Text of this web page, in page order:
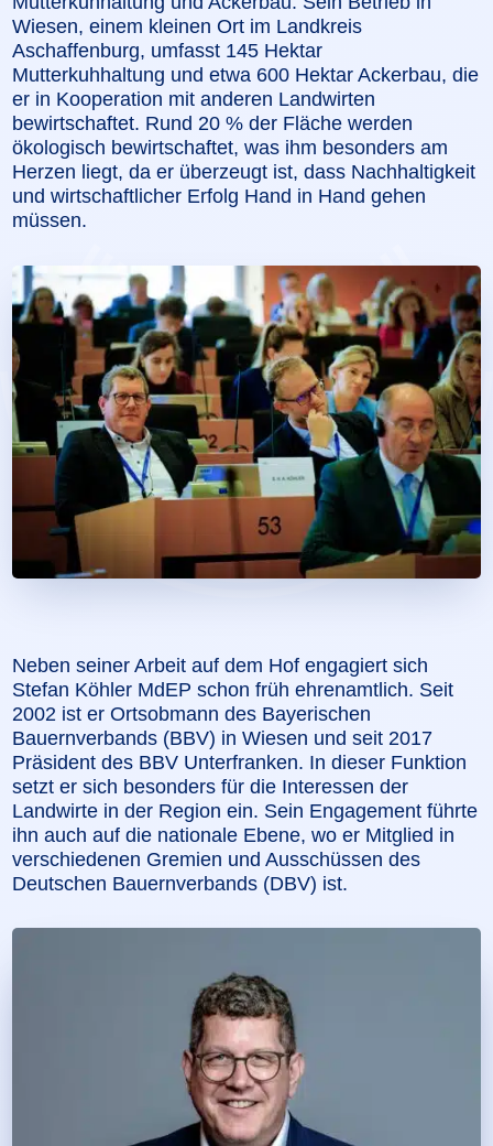
Wiesen, einem kleinen Ort im Landkreis
Aschaffenburg, umfasst 145 Hektar
Mutterkuhhaltung und etwa 600 Hektar Ackerbau, die
er in Kooperation mit anderen Landwirten
bewirtschaftet. Rund 20 % der Fläche werden
ökologisch bewirtschaftet, was ihm besonders am
Herzen liegt, da er überzeugt ist, dass Nachhaltigkeit
und wirtschaftlicher Erfolg Hand in Hand gehen
müssen.
Neben seiner Arbeit auf dem Hof engagiert sich
Stefan Köhler MdEP schon früh ehrenamtlich. Seit
2002 ist er Ortsobmann des Bayerischen
Bauernverbands (BBV) in Wiesen und seit 2017
Präsident des BBV Unterfranken. In dieser Funktion
setzt er sich besonders für die Interessen der
Landwirte in der Region ein. Sein Engagement führte
ihn auch auf die nationale Ebene, wo er Mitglied in
verschiedenen Gremien und Ausschüssen des
Deutschen Bauernverbands (DBV) ist.